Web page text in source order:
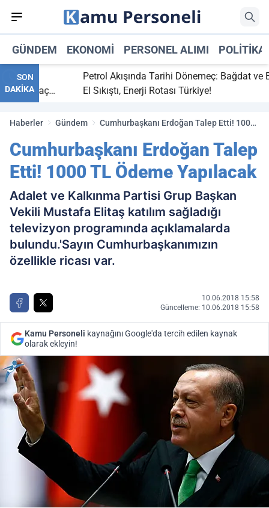
GÜNDEM EKONOMI PERSONEL ALIMI POLITIKA
SON
DAKİKA
bitti,
maç
Petrol Akışında Tarihi Dönemeç: Bağdat ve
El Sıkıştı, Enerji Rotası Türkiye!
Haberler Gündem
Cumhurbaşkanı Erdoğan Talep Etti! 1000
Cumhurbaşkanı Erdoğan Talep
Etti! 1000 TL Ödeme Yapılacak
Adalet ve Kalkınma Partisi Grup Başkan
Vekili Mustafa Elitaş katılım sağladığı
televizyon programında açıklamalarda
bulundu.'Sayın Cumhurbaşkanımızın
özellikle ricası var.
10.06.2018 15:58
Güncelleme: 10.06.2018 15:58
Kamu Personeli kaynağını Google'da tercih edilen kaynak
olarak ekleyin!